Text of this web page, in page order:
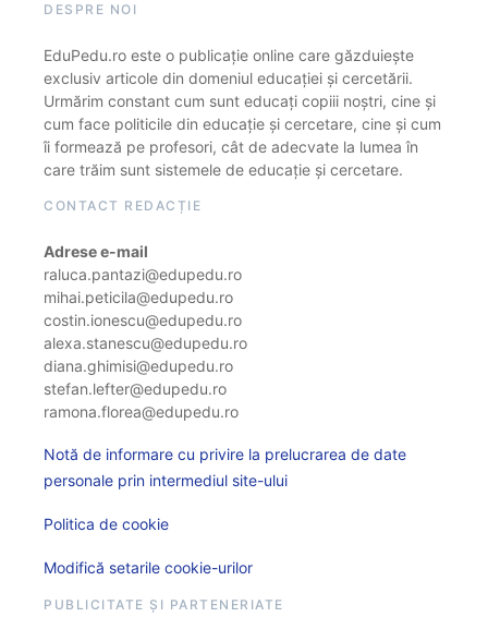
DESPRE NOI
EduPedu.ro este o publicație online care găzduiește
exclusiv articole din domeniul educației și cercetării.
Urmărim constant cum sunt educați copiii noștri, cine și
cum face politicile din educație și cercetare, cine și cum
îi formează pe profesori, cât de adecvate la lumea în
care trăim sunt sistemele de educație și cercetare.
CONTACT REDACȚIE
Adrese e-mail
raluca.pantazi@edupedu.ro
mihai.peticila@edupedu.ro
costin.ionescu@edupedu.ro
alexa.stanescu@edupedu.ro
diana.ghimisi@edupedu.ro
stefan.lefter@edupedu.ro
ramona.florea@edupedu.ro
Notă de informare cu privire la prelucrarea de date
personale prin intermediul site-ului
Politica de cookie
Modifică setarile cookie-urilor
PUBLICITATE ȘI PARTENERIATE